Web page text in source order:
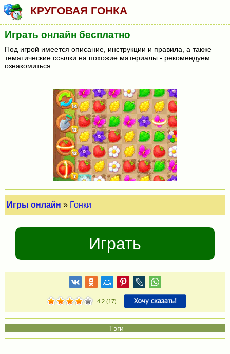
КРУГОВАЯ ГОНКА
Играть онлайн бесплатно
Под игрой имеется описание, инструкции и правила, а также
тематические ссылки на похожие материалы - рекомендуем
ознакомиться.
Игры онлайн » Гонки
Играть
4.2(17)